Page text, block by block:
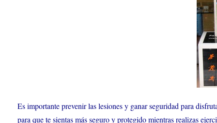
Es importante prevenir las lesiones y ganar seguridad para
para que te sientas más seguro y protegido mientras realizas